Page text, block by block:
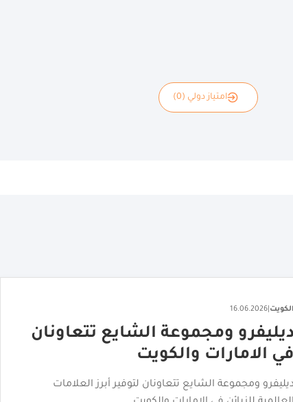
امتياز دولي (0)
مطعم "جونتوس" يعزز حضوره
بافتتاح فرع جديد بالكويت
المأكولات والمشروبات بافتتاح المطعم في فندق "راي باي